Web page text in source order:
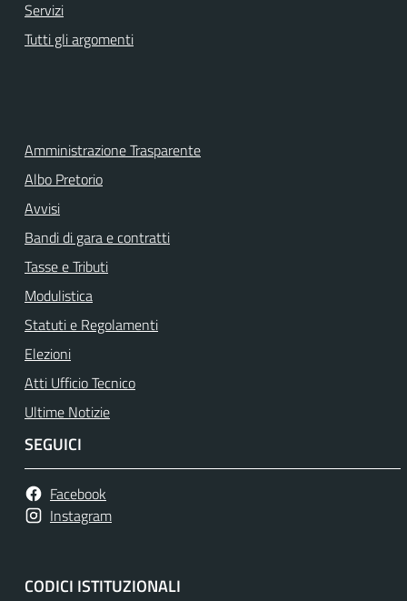
Servizi
Tutti gli argomenti
Amministrazione Trasparente
Albo Pretorio
Avvisi
Bandi di gara e contratti
Tasse e Tributi
Modulistica
Statuti e Regolamenti
Elezioni
Atti Ufficio Tecnico
Ultime Notizie
SEGUICI
Facebook
Instagram
CODICI ISTITUZIONALI